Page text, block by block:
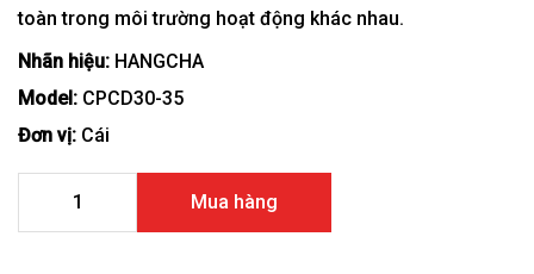
toàn trong môi trường hoạt động khác nhau.
Nhãn hiệu: HANGCHA
Model: CPCD30-35
Đơn vị: Cái
Mua hàng